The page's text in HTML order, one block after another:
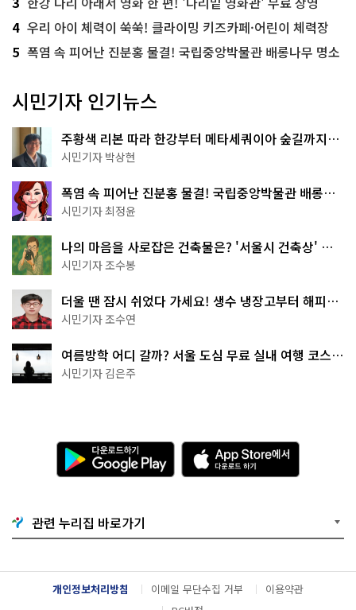
4 우리 아이 체력이 쑥쑥! 클라이밍 키즈카페·어린이 체력장
5 폭염 속 피어난 진분홍 물결! 국립중앙박물관 배롱나무 명소
시민기자 인기뉴스
주황색 리본 따라 한강부터 메타세쿼이아 숲길까지…
서울둘레길 15코스
시민기자 박상현
폭염 속 피어난 진분홍 물결! 국립중앙박물관 배롱나
무 명소
시민기자 최정윤
나의 마음을 사로잡은 건축물은? '서울시 건축상' 수
상작 공개!
시민기자 조수봉
더울 땐 잠시 쉬었다 가세요! 생수 냉장고부터 해피소
·무더위쉼터까지
시민기자 조수연
여름방학 어디 갈까? 서울 도심 무료 실내 여행 코스
추천
시민기자 김은주
다
운
로
기
G
o
g
l
e
A
p
p
e
서
다
운
관련 누리집 바로가기
개인정보처리방침 이메일 무단수집 거부
이용약관